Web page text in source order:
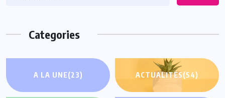
Categories
A LA UNE(23) ACTUALITÉS(54)